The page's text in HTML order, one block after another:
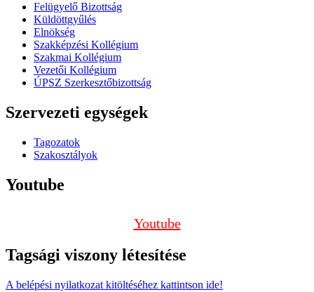
Felügyelő Bizottság
Küldöttgyűlés
Elnökség
Szakképzési Kollégium
Szakmai Kollégium
Vezetői Kollégium
ÚPSZ Szerkesztőbizottság
Szervezeti egységek
Tagozatok
Szakosztályok
Youtube
Youtube
Tagsági viszony létesítése
A belépési nyilatkozat kitöltéséhez kattintson ide!